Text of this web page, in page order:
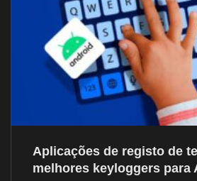
Aplicações de registo de
melhores keyloggers para